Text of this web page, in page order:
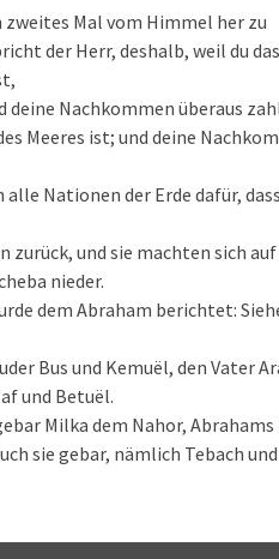
Mal vom Himmel her zu
der Herr, deshalb, weil du
deine Nachkommen überaus
Meeres ist; und deine
alle Nationen der Erde dafür,
zurück, und sie machten sich
nieder.
dem Abraham berichtet:
Bus und Kemuël, den Vater
und Betuël.
Milka dem Nahor, Abrahams
sie gebar, nämlich Tebach